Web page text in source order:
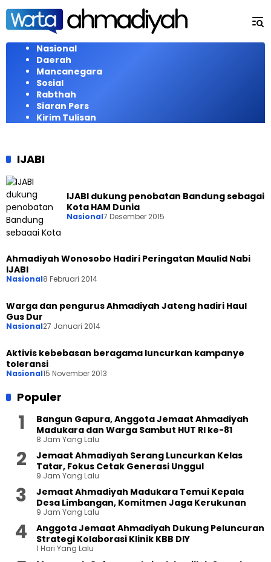
Langsung
konten
Nasional
Daerah
Mancanegara
Sosial
Rabthah
Siaran Pers
Kirim Tulisan
IJABI
IJABI dukung penobatan Bandung sebagai
Kota HAM Dunia
Nasional7 Desember 2015
Ahmadiyah Wonosobo Hadiri Peringatan Maulid Nabi
IJABI
Nasional8 Februari 2014
Warga dan pengurus Ahmadiyah Jateng hadiri Haul
Gus Dur
Nasional27 Januari 2014
Aktivis kebebasan beragama luncurkan kampanye
toleransi
Nasional15 November 2013
Populer
Bangun Gapura, Anggota Jemaat Ahmadiyah
Madukara dan Warga Sambut HUT RI ke-81
8 Jam Yang Lalu
Jemaat Ahmadiyah Serang Luncurkan Kelas
Tatar, Fokus Cetak Generasi Unggul
9 Jam Yang Lalu
Jemaat Ahmadiyah Madukara Temui Kepala
Desa Limbangan, Komitmen Jaga Kerukunan
9 Jam Yang Lalu
Anggota Jemaat Ahmadiyah Dukung Peluncuran
Strategi Kolaborasi Klinik KBB DIY
1 Hari Yang Lalu